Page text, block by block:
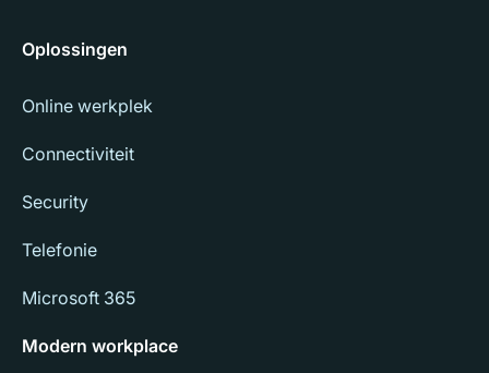
Oplossingen
Online werkplek
Connectiviteit
Security
Telefonie
Microsoft 365
Modern workplace